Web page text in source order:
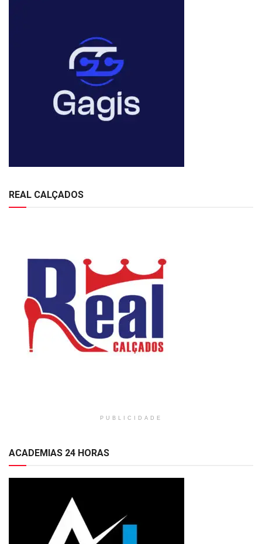
REAL CALÇADOS
PUBLICIDADE
ACADEMIAS 24 HORAS